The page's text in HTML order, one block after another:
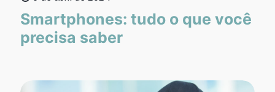
Smartphones: tudo o que você
precisa saber